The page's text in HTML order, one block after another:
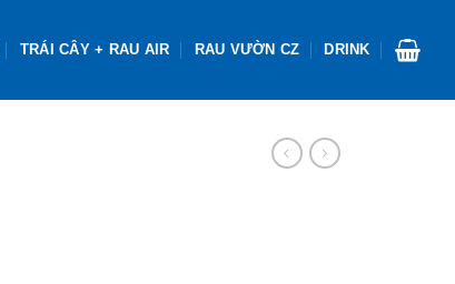
TRÁI CÂY + RAU AIR RAU VƯỜN CZ DRINK